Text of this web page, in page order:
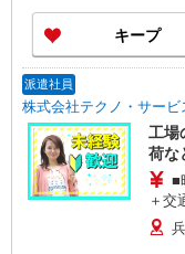
キープ
派遣社員
株式会社テクノ・サー
工場
荷な
■
＋交